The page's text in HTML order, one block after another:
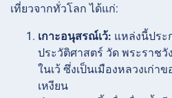
เที่ยวจากทั่วโลก ได้แก่:
เกาะอนุสรณ์เว้: แหล่งนี้ประ
ประวัติศาสตร์ วัด พระราช
ในเว้ ซึ่งเป็นเมืองหลวงเก่า
เหงียน